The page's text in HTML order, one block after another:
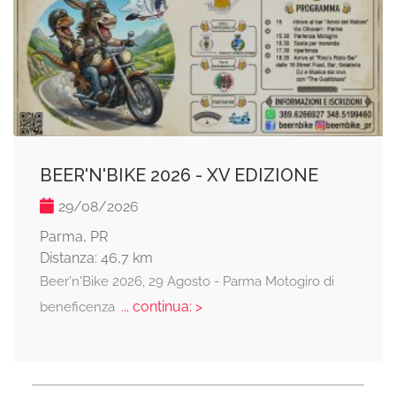
BEER'N'BIKE 2026 - XV EDIZIONE
29/08/2026
Parma, PR
Distanza: 46,7 km
Beer'n'Bike 2026, 29 Agosto - Parma Motogiro di
beneficenza... continua: >